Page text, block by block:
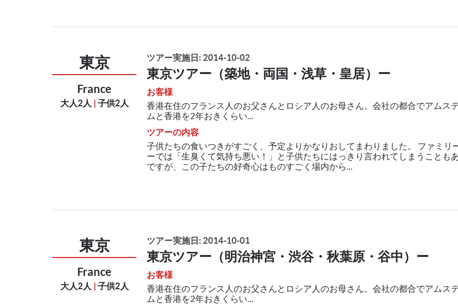
東京
France
大人2人 | 子供2人
ツアー実施日: 2014-10-02
東京ツアー（築地・両国・浅草・皇居）ー
お客様
香港在住のフランス人のお父さんとロシア人のお母さん。会社の都合でアムス
ムと香港を2年おきくらい...
ツアーの内容
子供たちの食いつきがすごく、予定よりかなりおしてまわりました。 ファミリ
ーでは「生臭くて気持ち悪い！」と子供たちにはっきり言われてしまうことも
ですが、この子たちの好奇心はものすごく場内から...
東京
France
大人2人 | 子供2人
ツアー実施日: 2014-10-01
東京ツアー（明治神宮・渋谷・秋葉原・谷中）ー
お客様
香港在住のフランス人のお父さんとロシア人のお母さん。会社の都合でアムス
ムと香港を2年おきくらい...